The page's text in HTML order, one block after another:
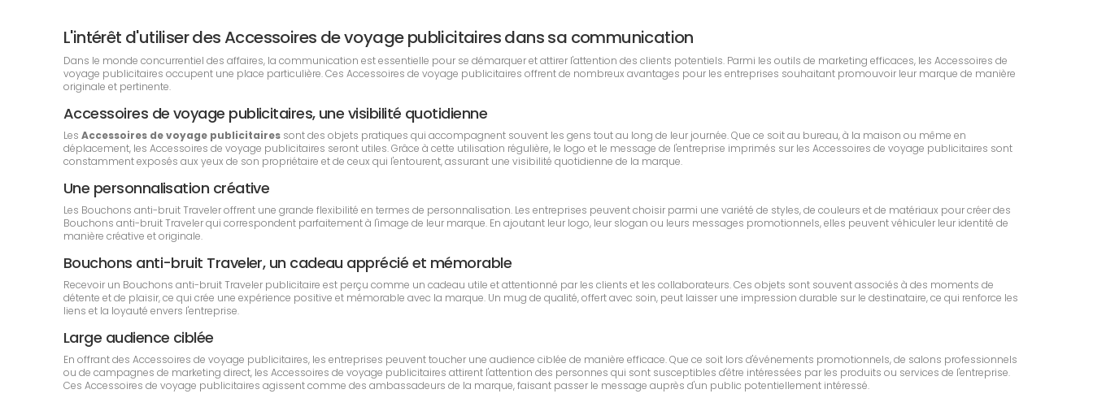
L'intérêt d'utiliser des Accessoires de voyage publicitaires dans sa communication
Dans le monde concurrentiel des affaires, la communication est essentielle pour se démarquer et attirer l'attention des clients potentiels. Parmi les outils de marketing efficaces, les Accessoires de
voyage publicitaires occupent une place particulière. Ces Accessoires de voyage publicitaires offrent de nombreux avantages pour les entreprises souhaitant promouvoir leur marque de manière
originale et pertinente.
Accessoires de voyage publicitaires, une visibilité quotidienne
Les Accessoires de voyage publicitaires sont des objets pratiques qui accompagnent souvent les gens tout au long de leur journée. Que ce soit au bureau, à la maison ou même en
déplacement, les Accessoires de voyage publicitaires seront utiles. Grâce à cette utilisation régulière, le logo et le message de l'entreprise imprimés sur les Accessoires de voyage publicitaires sont
constamment exposés aux yeux de son propriétaire et de ceux qui l'entourent, assurant une visibilité quotidienne de la marque.
Une personnalisation créative
Les Bouchons anti-bruit Traveler offrent une grande flexibilité en termes de personnalisation. Les entreprises peuvent choisir parmi une variété de styles, de couleurs et de matériaux pour créer des
Bouchons anti-bruit Traveler qui correspondent parfaitement à l'image de leur marque. En ajoutant leur logo, leur slogan ou leurs messages promotionnels, elles peuvent véhiculer leur identité de
manière créative et originale.
Bouchons anti-bruit Traveler, un cadeau apprécié et mémorable
Recevoir un Bouchons anti-bruit Traveler publicitaire est perçu comme un cadeau utile et attentionné par les clients et les collaborateurs. Ces objets sont souvent associés à des moments de
détente et de plaisir, ce qui crée une expérience positive et mémorable avec la marque. Un mug de qualité, offert avec soin, peut laisser une impression durable sur le destinataire, ce qui renforce les
liens et la loyauté envers l'entreprise.
Large audience ciblée
En offrant des Accessoires de voyage publicitaires, les entreprises peuvent toucher une audience ciblée de manière efficace. Que ce soit lors d'événements promotionnels, de salons professionnels
ou de campagnes de marketing direct, les Accessoires de voyage publicitaires attirent l'attention des personnes qui sont susceptibles d'être intéressées par les produits ou services de l'entreprise.
Ces Accessoires de voyage publicitaires agissent comme des ambassadeurs de la marque, faisant passer le message auprès d'un public potentiellement intéressé.